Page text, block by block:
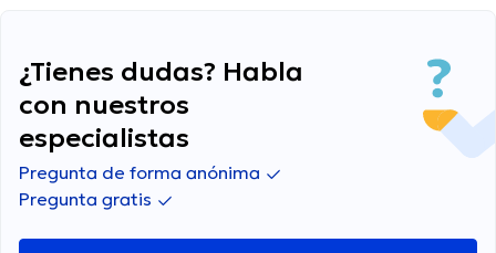
¿Tienes dudas? Habla
con nuestros
especialistas
Pregunta de forma anónima
Pregunta gratis